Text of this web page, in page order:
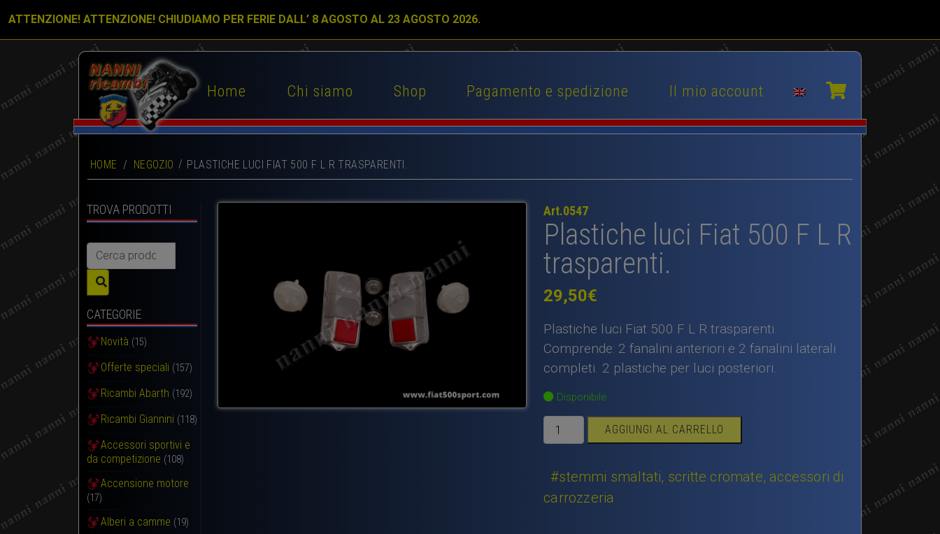
ATTENZIONE! ATTENZIONE! CHIUDIAMO PER FERIE DALL’ 8 AGOSTO AL 23 AGOSTO 2026.
Home Chi siamo Shop Pagamento e spedizione Il mio account
HOME / NEGOZIO PLASTICHE LUCI FIAT 500 F L R TRASPARENTI.
TROVA PRODOTTI
Cerca:
CATEGORIE
Novità (15)
Offerte speciali (157)
Ricambi Abarth (192)
Ricambi Giannini (118)
Accessori sportivi e
da competizione (108)
Accensione motore
(17)
Alberi a camme (19)
Art.0547
Plastiche luci Fiat 500 F L R
trasparenti.
29,50€
Plastiche luci Fiat 500 F L R trasparenti.
Comprende: 2 fanalini anteriori e 2 fanalini laterali
completi. 2 plastiche per luci posteriori.
Disponibile
Plastiche
luci
500
L
AGGIUNGI AL CARRELLO
#stemmi smaltati, scritte cromate, accessori di
carrozzeria